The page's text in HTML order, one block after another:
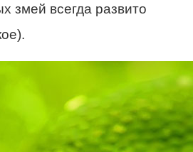
змей всегда развито